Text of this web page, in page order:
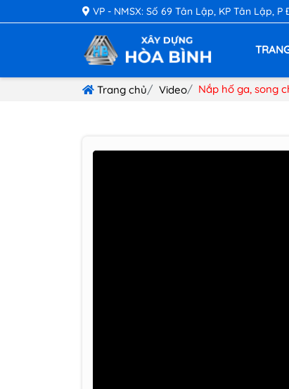
VP - NMSX: Số 69 Tân Lập, KP Tân Lập,
Trang chủ Video Nắp hố ga, song